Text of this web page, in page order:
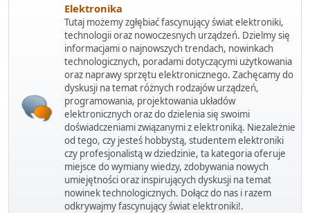
Elektronika
Tutaj możemy zgłębiać fascynujący świat elektroniki,
technologii oraz nowoczesnych urządzeń. Dzielmy się
informacjami o najnowszych trendach, nowinkach
technologicznych, poradami dotyczącymi użytkowania
oraz naprawy sprzętu elektronicznego. Zachęcamy do
dyskusji na temat różnych rodzajów urządzeń,
programowania, projektowania układów
elektronicznych oraz do dzielenia się swoimi
doświadczeniami związanymi z elektroniką. Niezależnie
od tego, czy jesteś hobbystą, studentem elektroniki
czy profesjonalistą w dziedzinie, ta kategoria oferuje
miejsce do wymiany wiedzy, zdobywania nowych
umiejętności oraz inspirujących dyskusji na temat
nowinek technologicznych. Dołącz do nas i razem
odkrywajmy fascynujący świat elektroniki!.